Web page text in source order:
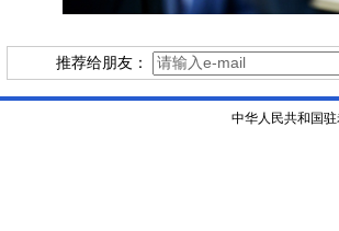
推荐给朋友：
中华人民共和国